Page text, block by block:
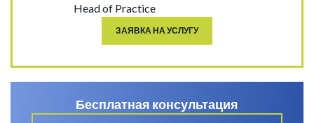
Head of Practice
ЗАЯВКА НА УСЛУГУ
Бесплатная консультация